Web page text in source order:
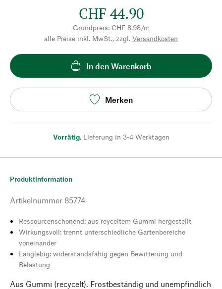
CHF 44.90
Grundpreis: CHF 8.98/m
alle Preise inkl. MwSt., zzgl. Versandkosten
In den Warenkorb
Merken
Vorrätig, Lieferung in 3-4 Werktagen
Produktinformation
Artikelnummer 85774
Ressourcenschonend: aus reyceltem Gummi hergestellt
Wirkungsvoll: trennt unterschiedliche Gartenbereiche
voneinander
Langlebig: widerstandsfähig gegen Bewitterung und
Belastung
Aus Gummi (recycelt). Frostbeständig und unempfindlich